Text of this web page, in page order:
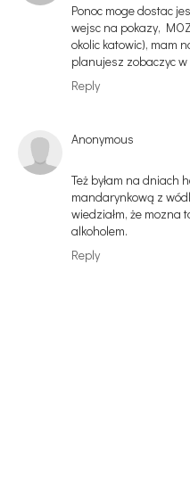
Ponoc moge dostac
wejsc na pokazy,
okolic katowic), mam
planujesz zobaczyc
Reply
Anonymous
Też byłam na dniach
mandarynkową z
wiedziałm, że mozna
alkoholem.
Reply